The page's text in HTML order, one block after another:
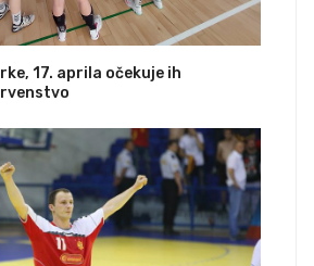
17. aprila očekuje ih